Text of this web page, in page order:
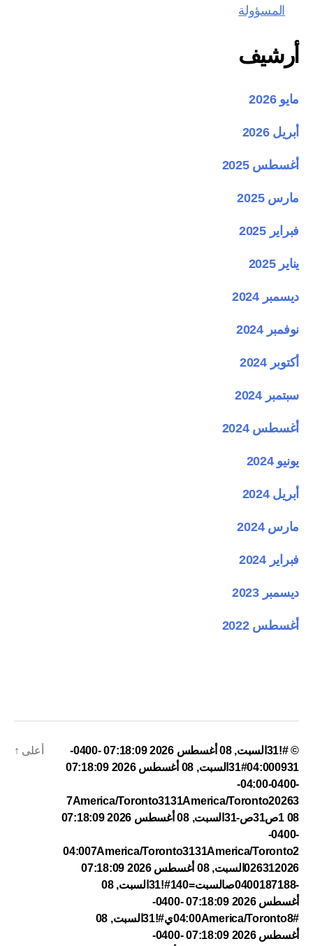
المسؤولة
أرشيف
مايو 2026
أبريل 2026
أغسطس 2025
مارس 2025
فبراير 2025
يناير 2025
ديسمبر 2024
نوفمبر 2024
أكتوبر 2024
سبتمبر 2024
أغسطس 2024
يونيو 2024
أبريل 2024
مارس 2024
فبراير 2024
ديسمبر 2023
أغسطس 2022
© #!31السبت, 08 أغسطس 2026 07:18:09 -0400-
04:000931#31السبت, 08 أغسطس 2026 07:18:09
-0400-04:00-
7America/Toronto3131America/Toronto20263
1 08ص31ص-31السبت, 08 أغسطس 2026 07:18:09
-0400-
04:007America/Toronto3131America/Toronto2
026312026السبت, 08 أغسطس 2026 07:18:09
-0400187188صالسبت=140#!31السبت, 08
أغسطس 2026 07:18:09 -0400-
04:00America/Toronto8#ي#!31السبت, 08
أغسطس 2026 07:18:09 -0400-
أعلى ↑